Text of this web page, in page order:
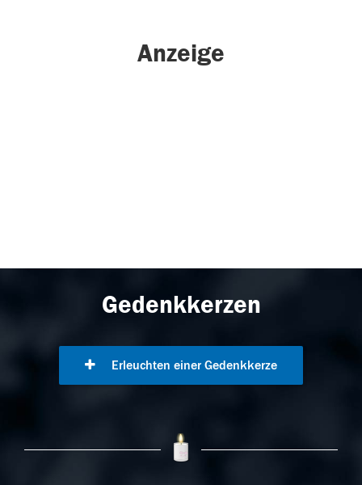
Anzeige
Gedenkkerzen
Erleuchten einer Gedenkkerze